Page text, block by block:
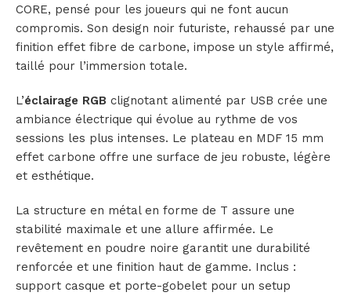
CORE, pensé pour les joueurs qui ne font aucun
compromis. Son design noir futuriste, rehaussé par une
finition effet fibre de carbone, impose un style affirmé,
taillé pour l’immersion totale.
L’éclairage RGB clignotant alimenté par USB crée une
ambiance électrique qui évolue au rythme de vos
sessions les plus intenses. Le plateau en MDF 15 mm
effet carbone offre une surface de jeu robuste, légère
et esthétique.
La structure en métal en forme de T assure une
stabilité maximale et une allure affirmée. Le
revêtement en poudre noire garantit une durabilité
renforcée et une finition haut de gamme. Inclus :
support casque et porte-gobelet pour un setup